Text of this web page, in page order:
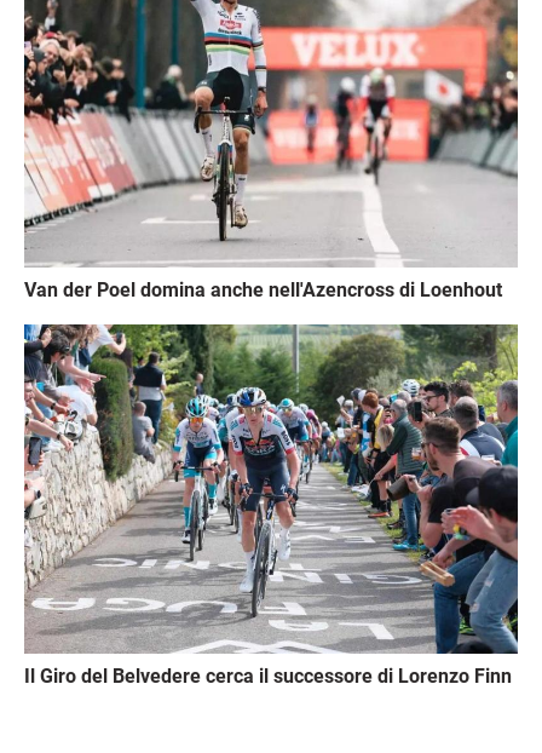
Van der Poel domina anche nell'Azencross di Loenhout
Immagine
Il Giro del Belvedere cerca il successore di Lorenzo Finn